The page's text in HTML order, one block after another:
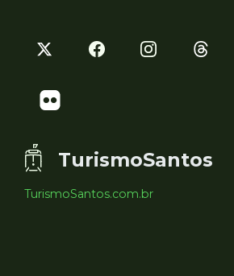
TurismoSantos
TurismoSantos.com.br